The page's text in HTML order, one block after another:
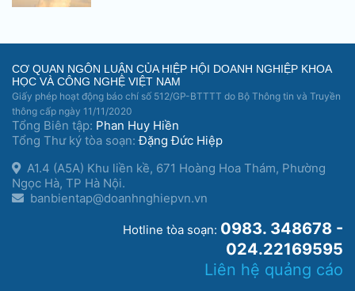
CƠ QUAN NGÔN LUẬN CỦA HIỆP HỘI DOANH NGHIỆP KHOA
HỌC VÀ CÔNG NGHỆ VIỆT NAM
Giấy phép hoạt động báo chí số 512/GP-BTTTT do Bộ Thông tin và Truyền
thông cấp ngày 11/11/2020
Tổng Biên tập: Phan Huy Hiền
Tổng Thư ký tòa soạn:Đặng Đức Hiệp
A1.4 (A5A) Khu liền kề, 671 Hoàng Hoa Thám, Phường
Ngọc Hà, TP Hà Nội.
banbientap@doanhnghiepvn.vn
Hotline tòa soạn: 0983. 348678 -
024.22169595
Liên hệ quảng cáo